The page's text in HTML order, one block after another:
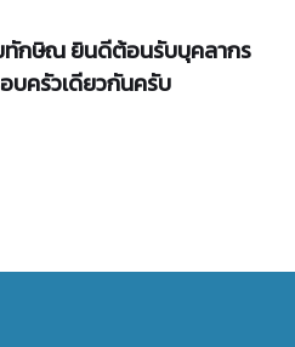
ทักษิณ ยินดีต้อนรับบุคลากร
บครัวเดียวกันครับ